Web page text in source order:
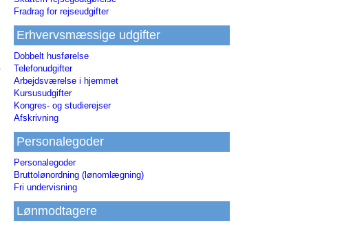
Fradrag for rejseudgifter
Erhvervsmæssige udgifter
Dobbelt husførelse
Telefonudgifter
Arbejdsværelse i hjemmet
Kursusudgifter
Kongres- og studierejser
Afskrivning
Personalegoder
Personalegoder
Bruttolønordning (lønomlægning)
Fri undervisning
Lønmodtagere